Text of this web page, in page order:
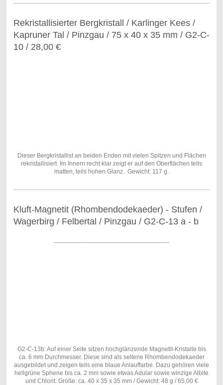
Rekristallisierter Bergkristall / Karlinger Kees /
Kapruner Tal / Pinzgau / 75 x 40 x 35 mm / G2-C-
10 / 28,00 €
Dieser Bergkristallist an beiden Enden mit vielen Spitzen und Flächen
rekristallisiert. Im Innern recht klar zeigt er auf den Oberflächen teils
matten, teils hohen Glanz. Gewicht: 117 g.
Kluft-Magnetit (Rhombendodekaeder) - Stufen /
Wagerbirg / Felbertal / Pinzgau / G2-C-13 a - b
----------------------------------------------------------
G2-C-13b: Auf einer Seite sitzen hochglänzende Magnetit-Kristalle bis
ca. 6 mm Durchmesser. Diese sind als seltene Rhombendodekaeder
ausgebildet und zeigen teils eine blaue Anlauffarbe. Dazu gehören viele
hellgrüne Sphene bis ca. 2 mm sowie etwas Adular sowie winzige Albite
und Chlorit. Größe: ca. 40 x 35 x 35 mm / Gewicht: 48 g / 65,00 €